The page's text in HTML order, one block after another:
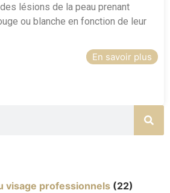
lésions de la peau prenant
ou blanche en fonction de leur
En savoir plus
visage professionnels (22)